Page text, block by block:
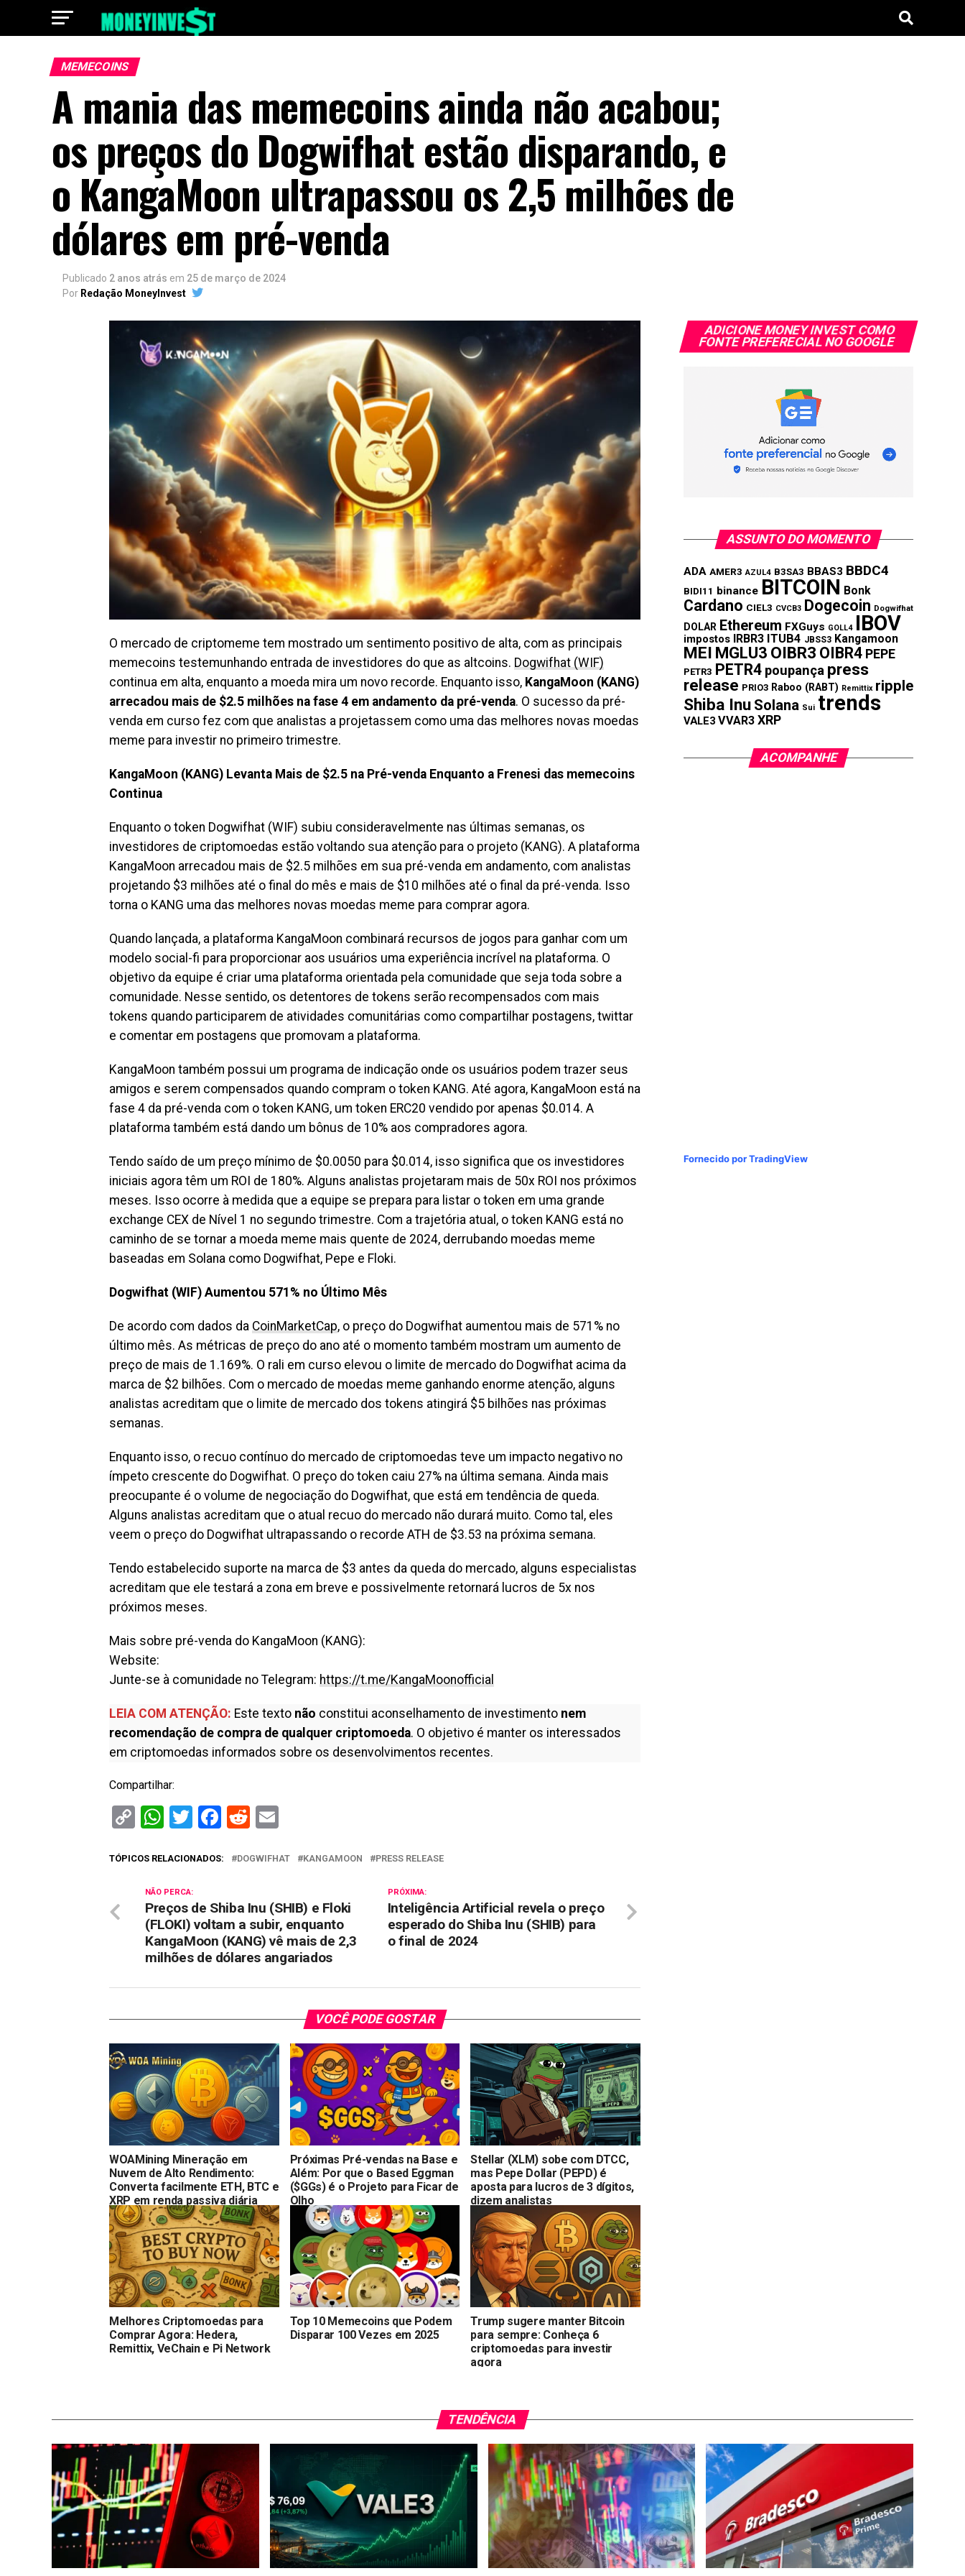
MEMECOINS
A mania das memecoins ainda não acabou;
os preços do Dogwifhat estão disparando, e
o KangaMoon ultrapassou os 2,5 milhões de
dólares em pré-venda
Publicado 2 anos atrás em 25 de março de 2024
Por Redação MoneyInvest
O mercado de criptomeme tem mostrado um sentimento positivo de alta, com as principais
memecoins testemunhando entrada de investidores do que as altcoins. Dogwifhat (WIF)
continua em alta, enquanto a moeda mira um novo recorde. Enquanto isso, KangaMoon (KANG)
arrecadou mais de $2.5 milhões na fase 4 em andamento da pré-venda. O sucesso da pré-
venda em curso fez com que analistas a projetassem como uma das melhores novas moedas
meme para investir no primeiro trimestre.
KangaMoon (KANG) Levanta Mais de $2.5 na Pré-venda Enquanto a Frenesi das memecoins
Continua
Enquanto o token Dogwifhat (WIF) subiu consideravelmente nas últimas semanas, os
investidores de criptomoedas estão voltando sua atenção para o projeto (KANG). A plataforma
KangaMoon arrecadou mais de $2.5 milhões em sua pré-venda em andamento, com analistas
projetando $3 milhões até o final do mês e mais de $10 milhões até o final da pré-venda. Isso
torna o KANG uma das melhores novas moedas meme para comprar agora.
Quando lançada, a plataforma KangaMoon combinará recursos de jogos para ganhar com um
modelo social-fi para proporcionar aos usuários uma experiência incrível na plataforma. O
objetivo da equipe é criar uma plataforma orientada pela comunidade que seja toda sobre a
comunidade. Nesse sentido, os detentores de tokens serão recompensados com mais
tokens quando participarem de atividades comunitárias como compartilhar postagens, twittar
e comentar em postagens que promovam a plataforma.
KangaMoon também possui um programa de indicação onde os usuários podem trazer seus
amigos e serem compensados quando compram o token KANG. Até agora, KangaMoon está na
fase 4 da pré-venda com o token KANG, um token ERC20 vendido por apenas $0.014. A
plataforma também está dando um bônus de 10% aos compradores agora.
Tendo saído de um preço mínimo de $0.0050 para $0.014, isso significa que os investidores
iniciais agora têm um ROI de 180%. Alguns analistas projetaram mais de 50x ROI nos próximos
meses. Isso ocorre à medida que a equipe se prepara para listar o token em uma grande
exchange CEX de Nível 1 no segundo trimestre. Com a trajetória atual, o token KANG está no
caminho de se tornar a moeda meme mais quente de 2024, derrubando moedas meme
baseadas em Solana como Dogwifhat, Pepe e Floki.
Dogwifhat (WIF) Aumentou 571% no Último Mês
De acordo com dados da CoinMarketCap, o preço do Dogwifhat aumentou mais de 571% no
último mês. As métricas de preço do ano até o momento também mostram um aumento de
preço de mais de 1.169%. O rali em curso elevou o limite de mercado do Dogwifhat acima da
marca de $2 bilhões. Com o mercado de moedas meme ganhando enorme atenção, alguns
analistas acreditam que o limite de mercado dos tokens atingirá $5 bilhões nas próximas
semanas.
Enquanto isso, o recuo contínuo do mercado de criptomoedas teve um impacto negativo no
ímpeto crescente do Dogwifhat. O preço do token caiu 27% na última semana. Ainda mais
preocupante é o volume de negociação do Dogwifhat, que está em tendência de queda.
Alguns analistas acreditam que o atual recuo do mercado não durará muito. Como tal, eles
veem o preço do Dogwifhat ultrapassando o recorde ATH de $3.53 na próxima semana.
Tendo estabelecido suporte na marca de $3 antes da queda do mercado, alguns especialistas
acreditam que ele testará a zona em breve e possivelmente retornará lucros de 5x nos
próximos meses.
Mais sobre pré-venda do KangaMoon (KANG):
Website:
Junte-se à comunidade no Telegram: https://t.me/KangaMoonofficial
LEIA COM ATENÇÃO: Este texto não constitui aconselhamento de investimento nem
recomendação de compra de qualquer criptomoeda. O objetivo é manter os interessados
em criptomoedas informados sobre os desenvolvimentos recentes.
Compartilhar:
CopyWhatsApp
Twitter
Facebook
Reddit
TÓPICOS RELACIONADOS: DOGWIFHAT KANGAMOON PRESS RELEASE
PRÓXIMA:
Inteligência Artificial revela o preço
esperado do Shiba Inu (SHIB) para
o final de 2024
NÃO PERCA:
Preços de Shiba Inu (SHIB) e Floki
(FLOKI) voltam a subir, enquanto
KangaMoon (KANG) vê mais de 2,3
milhões de dólares angariados
VOCÊ PODE GOSTAR
WOAMining Mineração em
Nuvem de Alto Rendimento:
Converta facilmente ETH, BTC e
XRP em renda passiva diária
Próximas Pré-vendas na Base e
Além: Por que o Based Eggman
($GGs) é o Projeto para Ficar de
Olho
Stellar (XLM) sobe com DTCC,
mas Pepe Dollar (PEPD) é
aposta para lucros de 3 dígitos,
dizem analistas
Melhores Criptomoedas para
Comprar Agora: Hedera,
Remittix, VeChain e Pi Network
Top 10 Memecoins que Podem
Disparar 100 Vezes em 2025
Trump sugere manter Bitcoin
para sempre: Conheça 6
criptomoedas para investir
agora
ADICIONE MONEY INVEST COMO
FONTE PREFERECIAL NO GOOGLE
ASSUNTO DO MOMENTO
ADA AMER3 AZUL4 B3SA3 BBAS3 BBDC4
BIDI11 binance BITCOIN Bonk
Cardano CIEL3 CVCB3 Dogecoin Dogwifhat
DOLAR Ethereum FXGuys GOLL4 IBOV
impostos IRBR3 ITUB4 JBSS3 Kangamoon
MEI MGLU3 OIBR3 OIBR4 PEPE
PETR3 PETR4 poupança press
release PRIO3 Raboo (RABT) Remittix ripple
Shiba Inu Solana Sui trends
VALE3 VVAR3 XRP
ACOMPANHE
Fornecido por TradingView
TENDÊNCIA